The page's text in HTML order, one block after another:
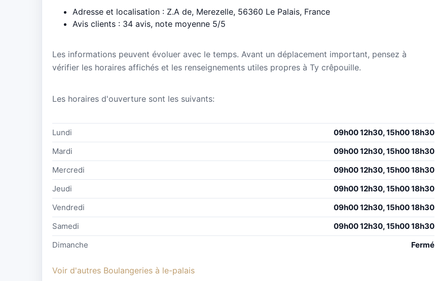
Adresse et localisation : Z.A de, Merezelle, 56360 Le Palais, France
Avis clients : 34 avis, note moyenne 5/5
Les informations peuvent évoluer avec le temps. Avant un déplacement important, pensez à
vérifier les horaires affichés et les renseignements utiles propres à Ty crêpouille.
Les horaires d'ouverture sont les suivants:
Lundi
09h00 12h30, 15h00 18h30
Mardi
09h00 12h30, 15h00 18h30
Mercredi
09h00 12h30, 15h00 18h30
Jeudi
09h00 12h30, 15h00 18h30
Vendredi
09h00 12h30, 15h00 18h30
Samedi
09h00 12h30, 15h00 18h30
Dimanche
Fermé
Voir d'autres Boulangeries à le-palais